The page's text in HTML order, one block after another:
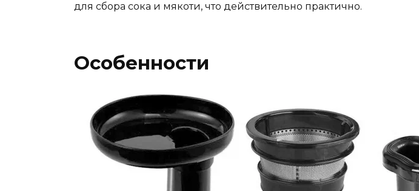
для сбора сока и мякоти, что действительно практично.
Особенности